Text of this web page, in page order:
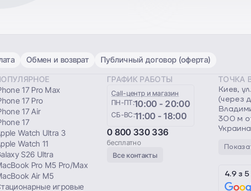
Обмен и возврат Публичный договор (оферта)
17 Pro Max
17 Pro
17 Air
17
Watch Ultra 3
Watch 11
S26 Ultra
Pro M5 Pro/Max
Air M5
игровые
ГРАФИК РАБОТЫ
Сall-центр и магазин
ПН-ПТ:10:00 - 20:00
СБ-ВС:11:00 - 18:00
0 800 330 336
бесплатно
Все контакты
ТОЧКА
Киев,
(через
300 м
Украина
4.9з 5